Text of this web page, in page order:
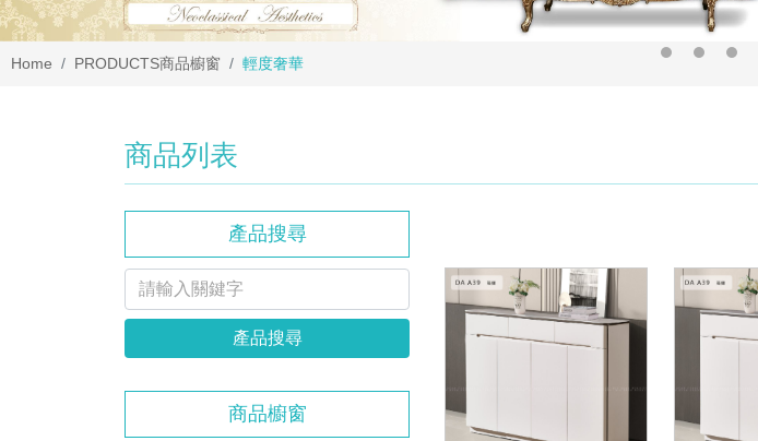
Home PRODUCTS商品櫥窗 輕度奢華
商品列表
產品搜尋
產品搜尋
商品櫥窗